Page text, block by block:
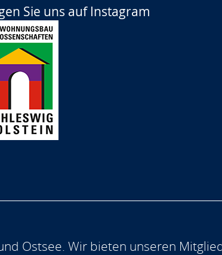
Sie uns auf Instagram
Ostsee. Wir bieten unseren